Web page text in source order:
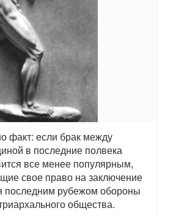
факт: если брак между
в последние полвека
все менее популярным,
свое право на заключение
последним рубежом обороны
общества.